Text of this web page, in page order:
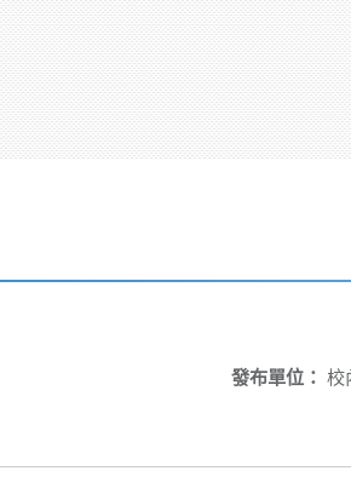
發布單位： 校